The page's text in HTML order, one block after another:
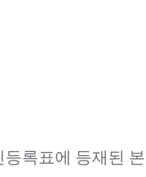
록표에 등재된